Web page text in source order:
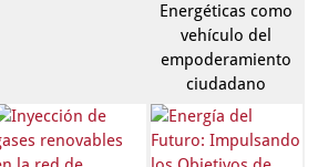
Energéticas como
vehículo del
empoderamiento
ciudadano